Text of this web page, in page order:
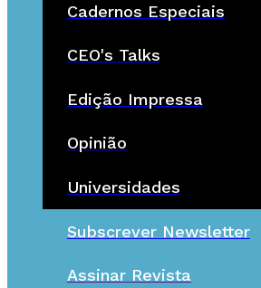
Cadernos Especiais
CEO's Talks
Edição Impressa
Opinião
Universidades
Subscrever Newsletter
Assinar Revista